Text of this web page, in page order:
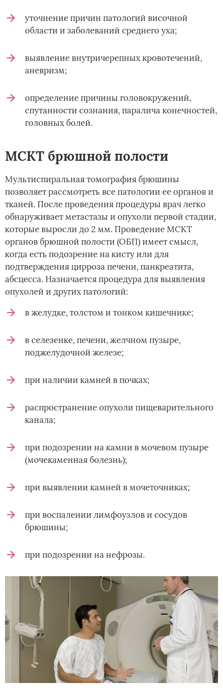
уточнение причин патологий височной
области и заболеваний среднего уха;
выявление внутричерепных кровотечений,
аневризм;
определение причины головокружений,
спутанности сознания, паралича конечностей,
головных болей.
МСКТ брюшной полости
Мультиспиральная томография брюшины
позволяет рассмотреть все патологии ее органов и
тканей. После проведения процедуры врач легко
обнаруживает метастазы и опухоли первой стадии,
которые выросли до 2 мм. Проведение МСКТ
органов брюшной полости (ОБП) имеет смысл,
когда есть подозрение на кисту или для
подтверждения цирроза печени, панкреатита,
абсцесса. Назначается процедура для выявления
опухолей и других патологий:
в желудке, толстом и тонком кишечнике;
в селезенке, печени, желчном пузыре,
поджелудочной железе;
при наличии камней в почках;
распространение опухоли пищеварительного
канала;
при подозрении на камни в мочевом пузыре
(мочекаменная болезнь);
при выявлении камней в мочеточниках;
при воспалении лимфоузлов и сосудов
брюшины;
при подозрении на нефрозы.